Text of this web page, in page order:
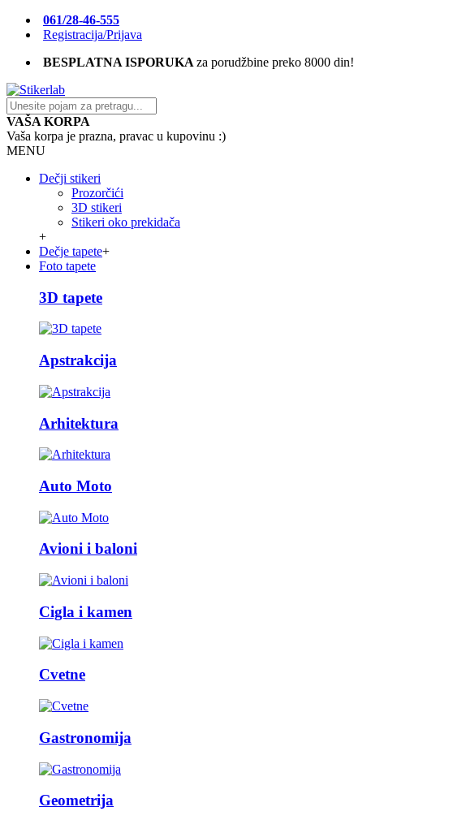
061/28-46-555
Registracija/Prijava
BESPLATNA ISPORUKA za porudžbine preko 8000 din!
VAŠA KORPA
Vaša korpa je prazna, pravac u kupovinu :)
MENU
Dečji stikeri
Prozorčići
3D stikeri
Stikeri oko prekidača
+
Dečje tapete+
Foto tapete
3D tapete
Apstrakcija
Arhitektura
Auto Moto
Avioni i baloni
Cigla i kamen
Cvetne
Gastronomija
Geometrija